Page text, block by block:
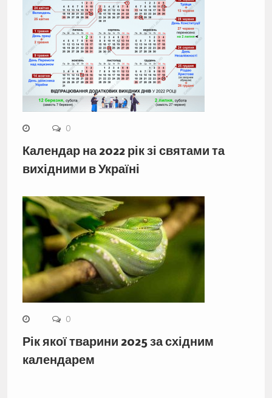
0
Календар на 2022 рік зі святами та
вихідними в Україні
0
Рік якої тварини 2025 за східним
календарем